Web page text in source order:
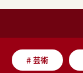
#芸術